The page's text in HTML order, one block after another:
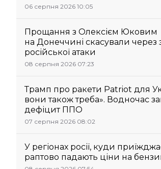
06 серпня 2026 10:05
Прощання з Олексієм Юковим
на Донеччині скасували через
російської атаки
08 серпня 2026 07:23
Трамп про ракети Patriot для
вони також треба». Водночас
дефіцит ППО
07 серпня 2026 08:02
У регіонах росії, куди
раптово падають ціни на